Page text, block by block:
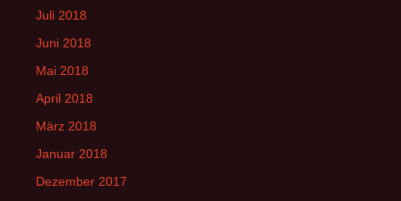
Juli 2018
Juni 2018
Mai 2018
April 2018
März 2018
Januar 2018
Dezember 2017